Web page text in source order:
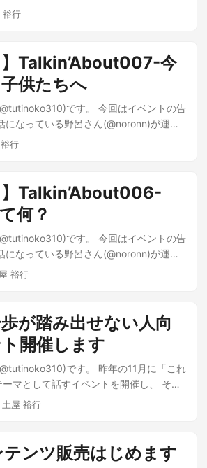
ンバーが語り合うというイベントで
観覧者を交えて、 昨日は未来のこと、
て考えました。...
裕行
】Talkin’About007-今
供たちへ
です。 今回はイベントの告
になっている野呂さん(@noronn)が運営
ー人参にて、 Talkin’Aboutというイベン
が毎回テーマを変えながら続けていま
の話し合いの様子を流したり、...
行
】Talkin’About006-
何？
です。 今回はイベントの告
になっている野呂さん(@noronn)が運営
ー人参にて、 Talkin’Aboutというイベン
が毎回テーマを変えながら続けていま
の話し合いの様子を流したり、...
裕行
が踏み出せない人向
開催します
です。 昨年の11月に「これ
マとして話すイベントを開催し、 その
気投合して、 その後も定期的に集まっ
い コピー不可能なものが求められてい
屋 裕行
ンツ販売はじめます